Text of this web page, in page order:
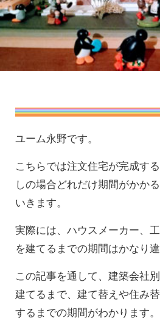
ユーム永野です。
こちらでは注文住宅が完成す
しの場合どれだけ期間がかか
いきます。
実際には、ハウスメーカー、
を建てるまでの期間はかなり違
この記事を通して、建築会社
建てるまで、建て替えや住み
するまでの期間がわかります。